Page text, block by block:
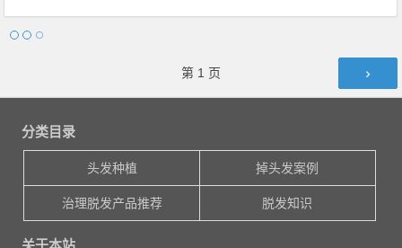
第 1 页
分类目录
头发种植 掉头发案例
治理脱发产品推荐 脱发知识
关于本站